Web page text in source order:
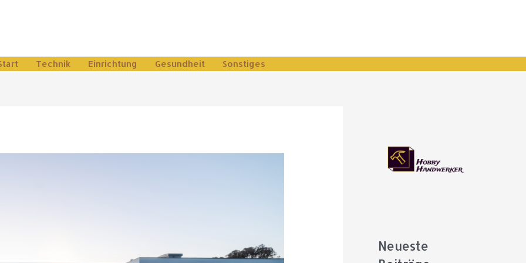
Technik Einrichtung Gesundheit Sonstiges
Neueste